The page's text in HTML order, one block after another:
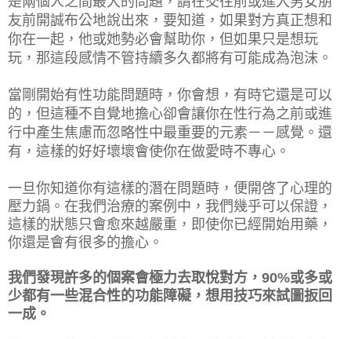
友前開誠布公地說出來，要知道，如果對方真正想和
你在一起，他或她勢必會幫助你，但如果只是想玩
玩，那這段感情不管持續多久都將有可能成為泡沫。
當剛開始有性功能問題時，你會想，有時它還是可以
的，但這種不自覺地擔心卻會讓你在性行為之前或進
行中產生焦慮而忽略性中最重要的元素－－感覺。還
有，這樣的好好壞壞會使你在做愛時不專心。
一旦你知道你有這樣的潛在問題時，便開啓了心理的
壓力鍋。在我們治療的案例中，我們幾乎可以保證，
這樣的狀態只會愈來越嚴重，即使你已經開始用藥，
你還是會有很多的擔心。
我們發現許多的個案會極力去取悅對方， 90%或多或
少都有一些混合性的功能障礙，想用技巧來試圖扳回
一成。